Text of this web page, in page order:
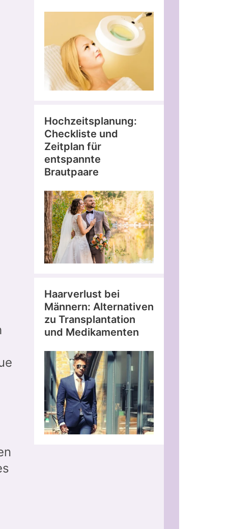
Hochzeitsplanung:
Checkliste und
Zeitplan für
entspannte
Brautpaare
Haarverlust bei
Männern: Alternativen
zu Transplantation
und Medikamenten